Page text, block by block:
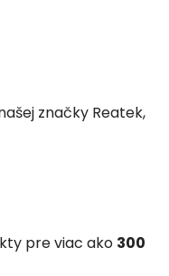
značky Reatek,
pre viac ako 300